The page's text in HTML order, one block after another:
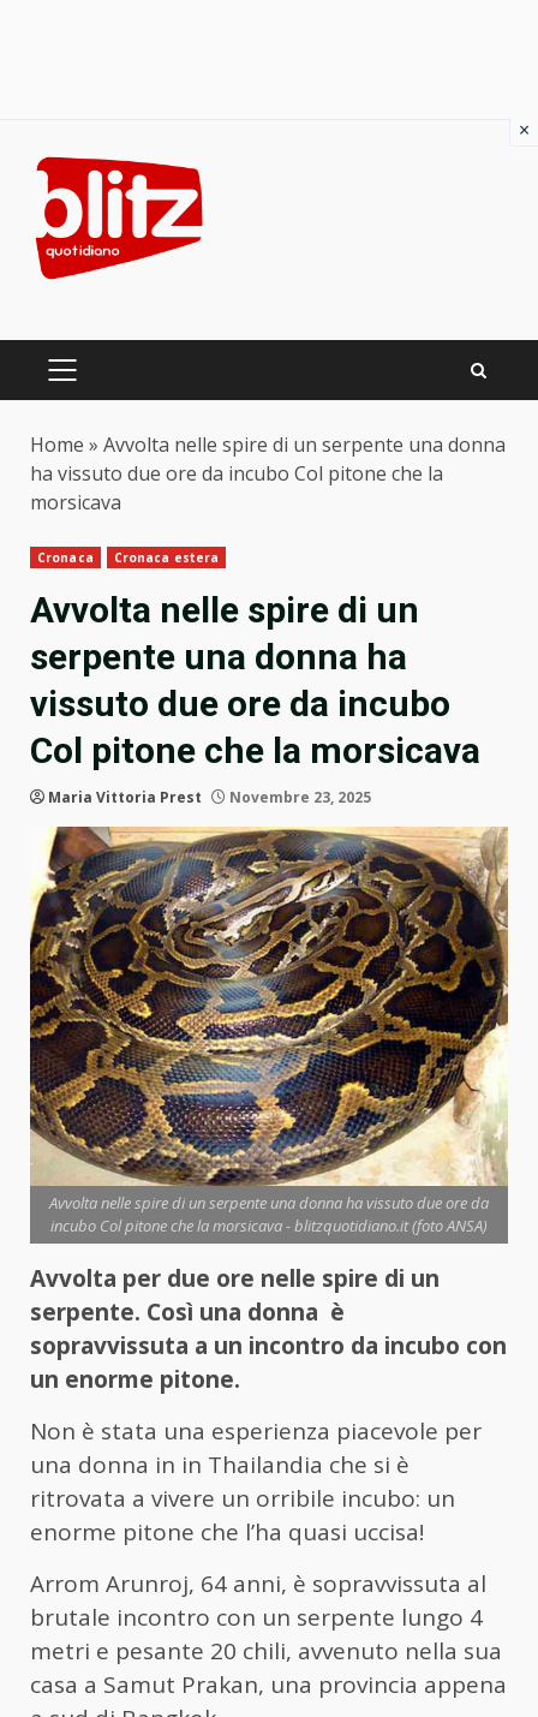
content
PRIMARY
Home » Avvolta nelle spire di un serpente una donna
ha vissuto due ore da incubo Col pitone che la
morsicava
Cronaca Cronaca estera
Avvolta nelle spire di un
serpente una donna ha
vissuto due ore da incubo
Col pitone che la morsicava
Maria Vittoria Prest Novembre 23, 2025
Avvolta nelle spire di un serpente una donna ha vissuto due ore da
incubo Col pitone che la morsicava - blitzquotidiano.it (foto ANSA)
Avvolta per due ore nelle spire di un
serpente. Così una donna è
sopravvissuta a un incontro da incubo con
un enorme pitone.
Non è stata una esperienza piacevole per
una donna in in Thailandia che si è
ritrovata a vivere un orribile incubo: un
enorme pitone che l’ha quasi uccisa!
Arrom Arunroj, 64 anni, è sopravvissuta al
brutale incontro con un serpente lungo 4
metri e pesante 20 chili, avvenuto nella sua
casa a Samut Prakan, una provincia appena
×